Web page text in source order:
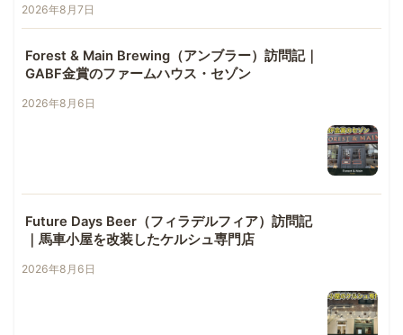
2026年8月7日
Forest & Main Brewing（アンブラー）訪問記｜
GABF金賞のファームハウス・セゾン
2026年8月6日
Future Days Beer（フィラデルフィア）訪問記
｜馬車小屋を改装したケルシュ専門店
2026年8月6日